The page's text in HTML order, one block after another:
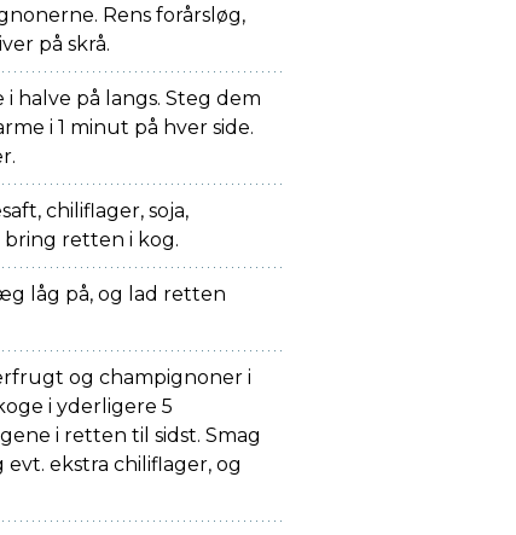
Rens forårsløg,
på skrå.
halve på langs. Steg dem
i 1 minut på hver side.
chiliflager, soja,
retten i kog.
låg på, og lad retten
og champignoner i
i yderligere 5
i retten til sidst. Smag
ekstra chiliflager, og